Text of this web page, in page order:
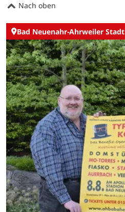
Nach oben
Bad Neuenahr-Ahrweiler Stadt